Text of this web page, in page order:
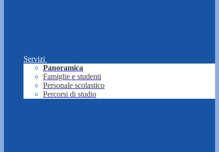
Servizi
Panoramica
Famiglie e studenti
Personale scolastico
Percorsi di studio